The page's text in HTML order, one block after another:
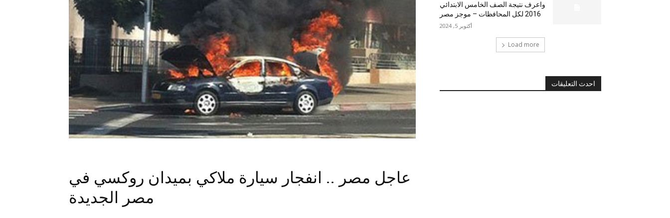
عاجل مصر .. انفجار سيارة ملاكي بميدان روكسي في
مصر الجديدة
واعرف نتيجة الصف الخامس الابتدائي
2016 لكل المحافظات – موجز مصر
أكتوبر 5, 2024
Load more
احدث التعليقات